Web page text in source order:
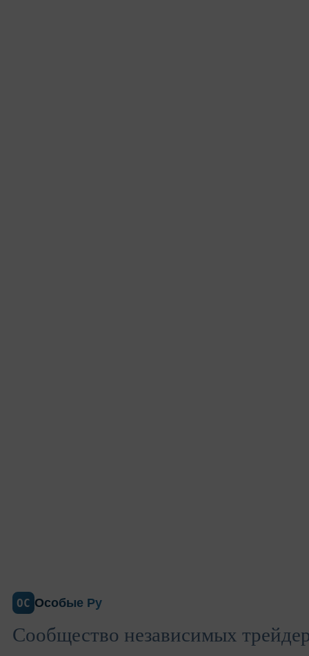
ОС Особые Ру
Сообщество независимых